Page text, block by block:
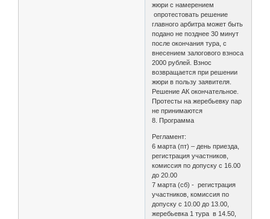
жюри с намерением
опротестовать решение
главного арбитра может быть
подано не позднее 30 минут
после окончания тура, с
внесением залогового взноса
2000 рублей. Взнос
возвращается при решении
жюри в пользу заявителя.
Решение АК окончательное.
Протесты на жеребьевку пар
не принимаются
8. Программа
Регламент:
6 марта (пт) – день приезда,
регистрация участников,
комиссия по допуску с 16.00
до 20.00
7 марта (сб) - регистрация
участников, комиссия по
допуску с 10.00 до 13.00,
жеребьевка 1 тура в 14.50,